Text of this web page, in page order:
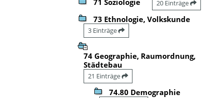
20 Einträge
73 Ethnologie, Volkskunde
3 Einträge
74 Geographie, Raumordnung,
Städtebau
21 Einträge
74.80 Demographie